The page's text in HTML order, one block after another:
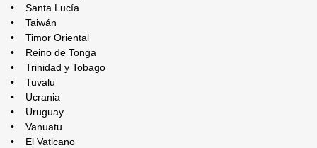
• Santa Lucía
• Taiwán
• Timor Oriental
• Reino de Tonga
• Trinidad y Tobago
• Tuvalu
• Ucrania
• Uruguay
• Vanuatu
• El Vaticano